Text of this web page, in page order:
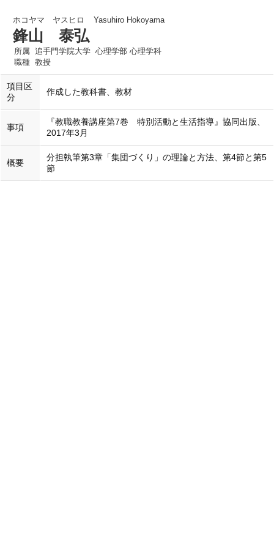
ホコヤマ ヤスヒロ Yasuhiro Hokoyama
鋒山 泰弘
所属 追手門学院大学 心理学部 心理学科
職種 教授
項目区
分
作成した教科書、教材
事項
『教職教養講座第7巻 特別活動と生活指導』協同出版、
2017年3月
概要
分担執筆第3章「集団づくり」の理論と方法、第4節と第5
節